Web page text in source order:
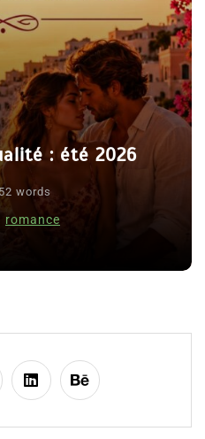
: été 2026
words
romance